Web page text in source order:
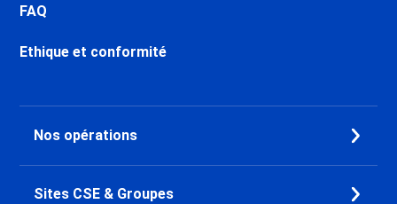
FAQ
Ethique et conformité
Nos opérations
Sites CSE & Groupes